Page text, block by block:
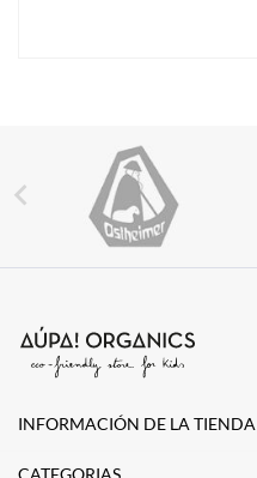

INFORMACIÓN DE LA TIENDA
CATEGORIAS